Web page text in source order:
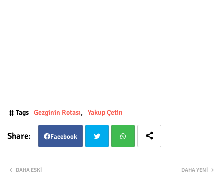
Tags Gezginin Rotası Yakup Çetin
Facebook
DAHA YENI
DAHA ESKI